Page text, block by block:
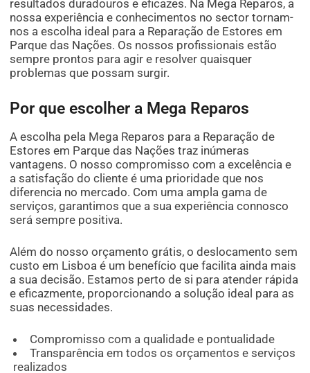
resultados duradouros e eficazes. Na Mega Reparos, a
nossa experiência e conhecimentos no sector tornam-
nos a escolha ideal para a Reparação de Estores em
Parque das Nações. Os nossos profissionais estão
sempre prontos para agir e resolver quaisquer
problemas que possam surgir.
Por que escolher a Mega Reparos
A escolha pela Mega Reparos para a Reparação de
Estores em Parque das Nações traz inúmeras
vantagens. O nosso compromisso com a excelência e
a satisfação do cliente é uma prioridade que nos
diferencia no mercado. Com uma ampla gama de
serviços, garantimos que a sua experiência connosco
será sempre positiva.
Além do nosso orçamento grátis, o deslocamento sem
custo em Lisboa é um benefício que facilita ainda mais
a sua decisão. Estamos perto de si para atender rápida
e eficazmente, proporcionando a solução ideal para as
suas necessidades.
Compromisso com a qualidade e pontualidade
Transparência em todos os orçamentos e serviços
realizados